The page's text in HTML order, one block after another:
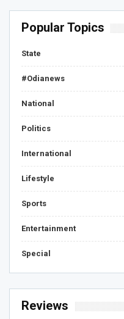
Popular Topics
State
#Odianews
National
Politics
International
Lifestyle
Sports
Entertainment
Special
Reviews